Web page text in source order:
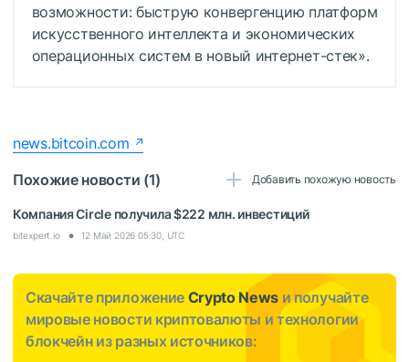
возможности: быструю конвергенцию платформ
искусственного интеллекта и экономических
операционных систем в новый интернет-стек».
news.bitcoin.com
Похожие новости (1)
Добавить похожую новость
Компания Circle получила $222 млн. инвестиций
bitexpert.io 12 Май 2026 05:30, UTC
Скачайте приложение Crypto News и получайте
мировые новости криптовалюты и технологии
блокчейн из разных источников: